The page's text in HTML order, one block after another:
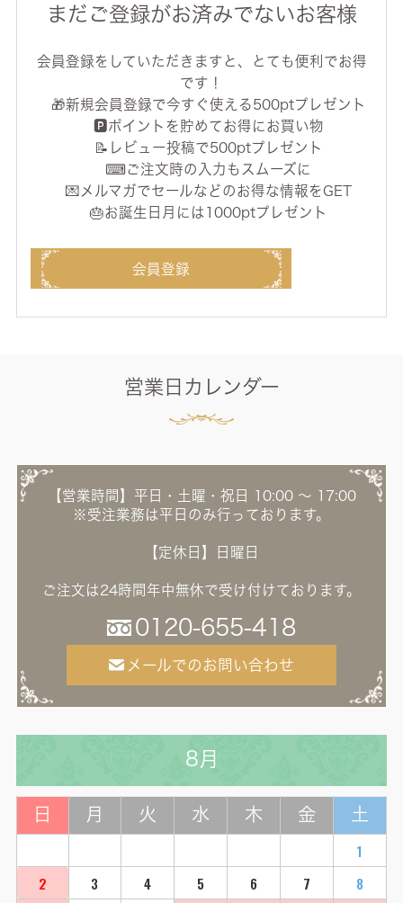
まだご登録がお済みでないお客様
会員登録をしていただきますと、とても便利でお得
です！
🎁新規会員登録で今すぐ使える500ptプレゼント
🅿️ポイントを貯めてお得にお買い物
📝レビュー投稿で500ptプレゼント
⌨ご注文時の入力もスムーズに
💌メルマガでセールなどのお得な情報をGET
🎂お誕生日月には1000ptプレゼント
会員登録
営業日カレンダー
【営業時間】平日・土曜・祝日 10:00 ～ 17:00
※受注業務は平日のみ行っております。
【定休日】日曜日
ご注文は24時間年中無休で受け付けております。
0120-655-418
メールでのお問い合わせ
8月
日 月 火 水 木 金 土
1
2
3 4 5 6 7
8